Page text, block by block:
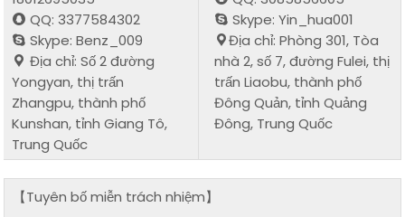
QQ: 3377584302
Skype: Benz_009
Địa chỉ: Số 2 đường
Yongyan, thị trấn
Zhangpu, thành phố
Kunshan, tỉnh Giang Tô,
Trung Quốc
Skype: Yin_hua001
Địa chỉ: Phòng 301, Tòa
nhà 2, số 7, đường Fulei, thị
trấn Liaobu, thành phố
Đông Quản, tỉnh Quảng
Đông, Trung Quốc
【Tuyên bố miễn trách nhiệm】